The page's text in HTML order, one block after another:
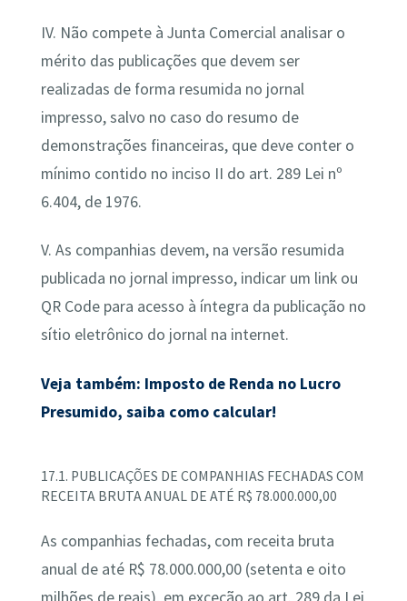
IV. Não compete à Junta Comercial analisar o
mérito das publicações que devem ser
realizadas de forma resumida no jornal
impresso, salvo no caso do resumo de
demonstrações financeiras, que deve conter o
mínimo contido no inciso II do art. 289 Lei nº
6.404, de 1976.
V. As companhias devem, na versão resumida
publicada no jornal impresso, indicar um link ou
QR Code para acesso à íntegra da publicação no
sítio eletrônico do jornal na internet.
Veja também: Imposto de Renda no Lucro
Presumido, saiba como calcular!
17.1. PUBLICAÇÕES DE COMPANHIAS FECHADAS COM
RECEITA BRUTA ANUAL DE ATÉ R$ 78.000.000,00
As companhias fechadas, com receita bruta
anual de até R$ 78.000.000,00 (setenta e oito